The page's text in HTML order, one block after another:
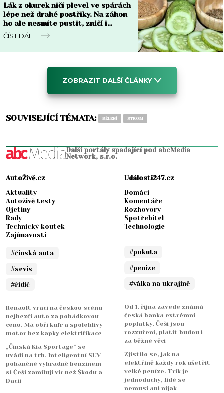
Lák z okurek ničí plevel ve spárách
lépe než drahé postřiky. Na záhon
ho ale nesmíte pustit, zničí i
kořeny
ČÍST DÁLE
ZOBRAZIT DALŠÍ ČLÁNKY
SOUVISEJÍCÍ TÉMATA: BĚLENÍ STROM
Další portály spadající pod abcMedia
Network, s.r.o.
AutoŽivě.cz
Aktuality
Autoživě testy
Ojetiny
Rady
Technický koutek
Zajímavosti
#čínská auta
#sevis
#řidič
Renault vrací na českou scénu
nejhezčí auto za pohádkovou
cenu. Má obří kufr a spolehlivý
motor bez kapky elektrifikace
„Čínská Kia Sportage“ se
uvádí na trh. Inteligentní SUV
poháněné výhradně benzínem
si Češi zamilují víc než Škodu a
Dacii
Události247.cz
Domácí
Komentáře
Rozhovory
Spotřebitel
Technologie
#pokuta
#peníze
#válka na ukrajině
Od 1. října zavede známá
česká banka extrémní
poplatky. Češi jsou
rozzuřeni, platit budou i
za běžné věci
Zjistilo se, jak na
elektřině každý rok ušetřit
velké peníze. Trik je
jednoduchý, lidé se
nemusí ani nijak